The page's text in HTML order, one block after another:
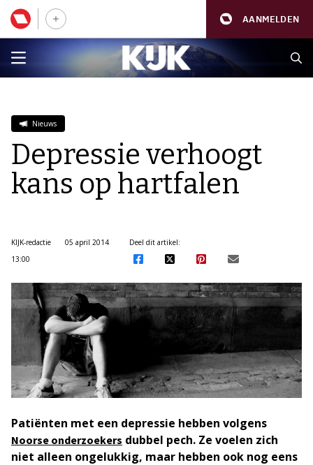
AANMELDEN
Nieuws
Depressie verhoogt
kans op hartfalen
KIJK-redactie
05 april 2014
13:00
Deel dit artikel:
Patiënten met een depressie hebben volgens
Noorse onderzoekers dubbel pech. Ze voelen zich
niet alleen ongelukkig, maar hebben ook nog eens